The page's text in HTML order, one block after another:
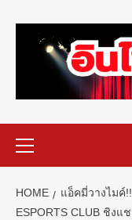
HOME
แอ็คมี่วางไมค์
ESPORTS CLUB ชิง